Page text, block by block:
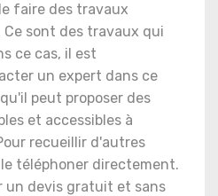
faire des travaux
sont des travaux qui
ce cas, il est
un expert dans ce
peut proposer des
et accessibles à
recueillir d'autres
téléphoner directement.
un devis gratuit et sans